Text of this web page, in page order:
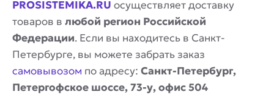
PROSISTEMIKA.RU осуществляет доставку
товаров в любой регион Российской
Федерации. Если вы находитесь в Санкт-
Петербурге, вы можете забрать заказ
самовывозом по адресу: Санкт-Петербург,
Петергофское шоссе, 73-у, офис 504